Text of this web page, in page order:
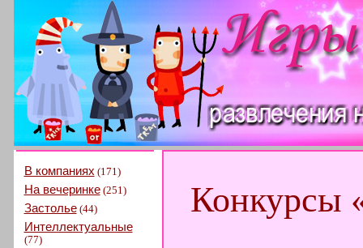
В компаниях (171)
На вечеринке(251)
Застолье(44)
Интеллектуальные
(77)
Конкурсы